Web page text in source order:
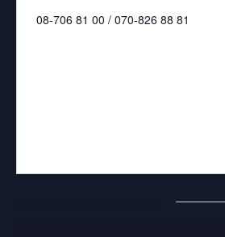
Telefonnummer
08-706 81 00 / 070-826 88 81